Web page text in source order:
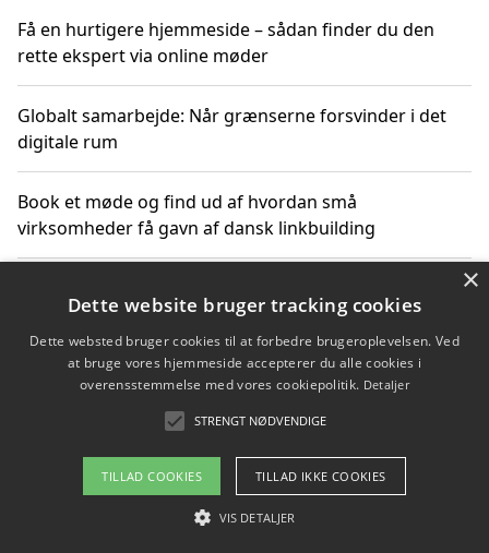
Få en hurtigere hjemmeside – sådan finder du den
rette ekspert via online møder
Globalt samarbejde: Når grænserne forsvinder i det
digitale rum
Book et møde og find ud af hvordan små
virksomheder få gavn af dansk linkbuilding
får du indgår et samarbejde
Hold et møde med en WordPress ekspert og vælg den
mest professionelle til at vedligeholde din løsning
Copyright 2026 - Pilanto Aps
Om / kontakt
×
Dette website bruger tracking cookies
Dette websted bruger cookies til at forbedre brugeroplevelsen. Ved
at bruge vores hjemmeside accepterer du alle cookies i
overensstemmelse med vores cookiepolitik. Detaljer
STRENGT NØDVENDIGE
TILLAD COOKIES TILLAD IKKE COOKIES
VIS DETALJER